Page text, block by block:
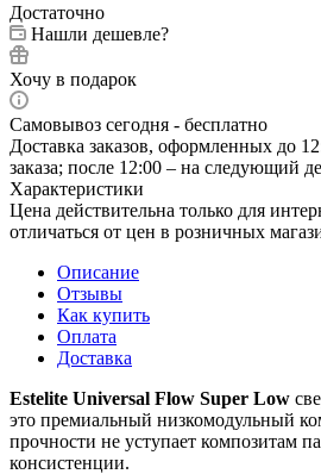
Достаточно
Нашли дешевле?
Хочу в подарок
Самовывоз сегодня - бесплатно
Доставка заказов, оформленных до
заказа; после 12:00 – на следующий
Характеристики
Цена действительна только для
отличаться от цен в розничных
Описание
Отзывы
Как купить
Оплата
Доставка
Estelite Universal Flow Super Low
это премиальный низкомодульный
прочности не уступает композитам
консистенции.